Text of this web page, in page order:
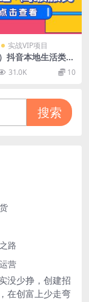
实战VIP项目
抖音本地生活类实
高级服务
31.0K 10
搜索
路
营
没少挣，创建招
在创富上少走弯